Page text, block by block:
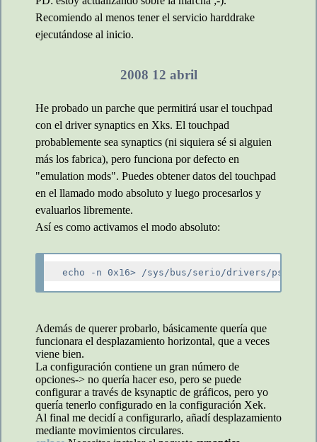
Recomiendo al menos tener el servicio harddrake
ejecutándose al inicio.
2008 12 abril
He probado un parche que permitirá usar el touchpad
con el driver synaptics en Xks. El touchpad
probablemente sea synaptics (ni siquiera sé si alguien
más los fabrica), pero funciona por defecto en
"emulation mods". Puedes obtener datos del touchpad
en el llamado modo absoluto y luego procesarlos y
evaluarlos libremente.
Así es como activamos el modo absoluto:
Además de querer probarlo, básicamente quería que
funcionara el desplazamiento horizontal, que a veces
viene bien.
La configuración contiene un gran número de
opciones-> no quería hacer eso, pero se puede
configurar a través de ksynaptic de gráficos, pero yo
quería tenerlo configurado en la configuración Xek.
Al final me decidí a configurarlo, añadí desplazamiento
mediante movimientos circulares.